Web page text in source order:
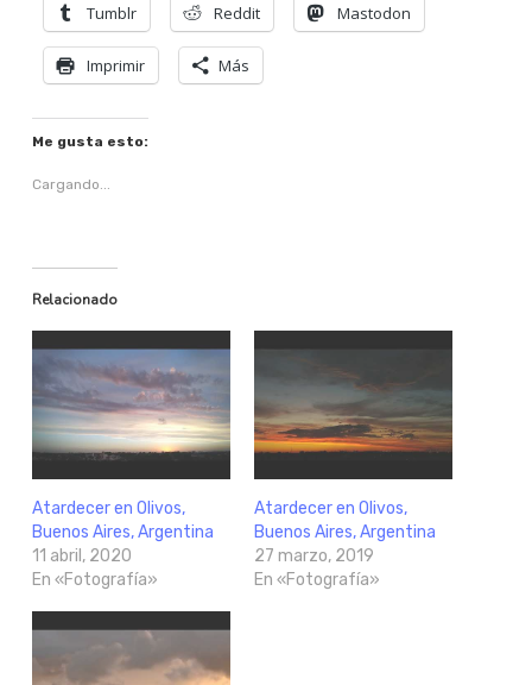
Tumblr Reddit Mastodon
Imprimir Más
Me gusta esto:
Cargando...
Relacionado
Atardecer en Olivos,
Buenos Aires, Argentina
11 abril, 2020
En «Fotografía»
Atardecer en Olivos,
Buenos Aires, Argentina
27 marzo, 2019
En «Fotografía»